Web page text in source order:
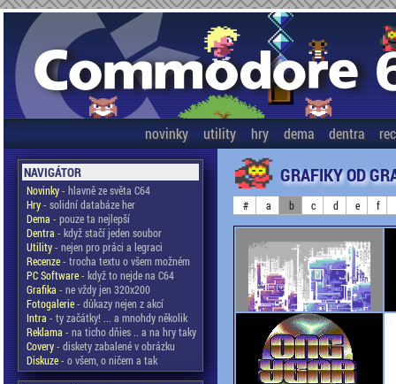
novinky utility hry dema dentra
NAVIGÁTOR
Novinky- hlavně ze světa C64
Hry- solidní databáze her
Dema - pouze ta nejlepší
Dentra - když stačí jeden soubor
Utility- nejen pro práci a legraci
Recenze- trocha textu o všem možném
PC Software- když to nejde na C64
Grafika - ne vždy jen 320x200
Fotogalerie- důkazy nejen z akcí
Intra - ty začátky! ... a mnohdy několik
Reklama - na ticho dňies .. a na hry taky
Covery- diskety zabalené v obrázku
Diskuze- o všem, o ničem a tak
GRAFIKY OD
# a b c d e f